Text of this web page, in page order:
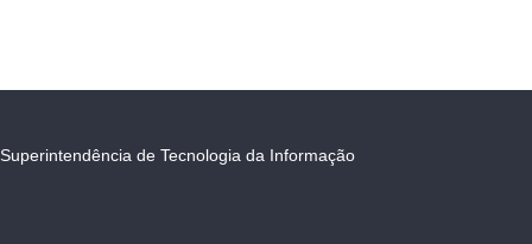
Superintendência de Tecnologia da Informação